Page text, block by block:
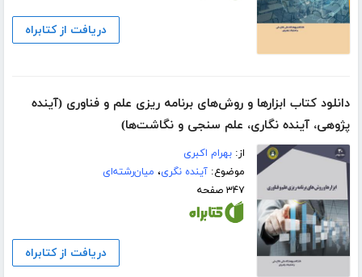
دریافت از کتابراه
دانلود کتاب ابزارها و روش‌های برنامه ریزی علم و فناوری (آینده
‌پژوهی، آینده نگاری، علم سنجی و نگاشت‌ها)
از:بهرام اکبری
موضوع:آینده نگری، میان‌رشته‌ای
۳۴۷ صفحه
دریافت از کتابراه